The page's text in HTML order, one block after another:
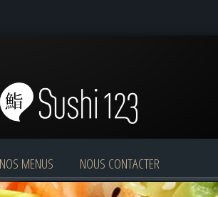
NOS MENUS NOUS CONTACTER